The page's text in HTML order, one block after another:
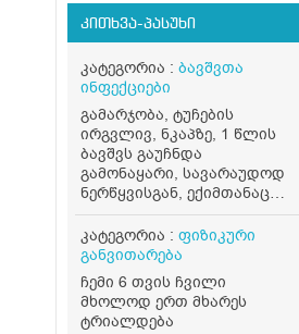
კითხვა-პასუხი
კატეგორია : ბავშვთა
ინფექციები
გამარჯობა, ტუჩების
ირგვლივ, ნკაპზე, 1 წლის
ბავშვს გაუჩნდა
გამონაყარი, სავარაუდოდ
ნერწყვისგან, ექიმთანაც
მყავდა მაგრამ ვერ გავუქრე
უკვე ბევრი მაზი ვცადე.
ძილის დროს თითქოს
შედეგი მაგრამ, როგორც კი
ნერწყვი მოხვდება ისევ
ღიზიანდება, როგორ
კატეგორია : ფიზიკური
განვითარება
ჩემი 6 თვის ჩვილი
მხოლოდ ერთ მხარეს
ტრიალდება